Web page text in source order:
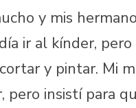
y mis
ir al kínder,
y pintar. Mi
pero insistí para